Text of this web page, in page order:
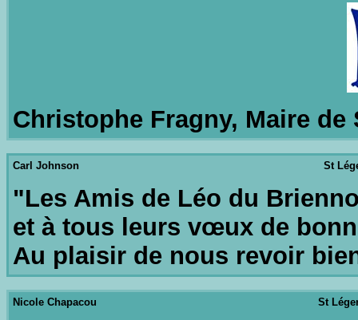
Christophe Fragny, Maire de
Carl Johnson St
"Les Amis de Léo du
et à tous leurs vœux de
Au plaisir de nous revoir
Nicole Chapacou St